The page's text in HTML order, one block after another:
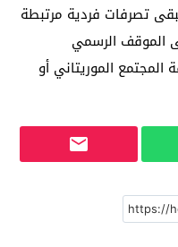
تصرفات فردية مرتبطة
الموقف الرسمي
المجتمع الموريتاني أو